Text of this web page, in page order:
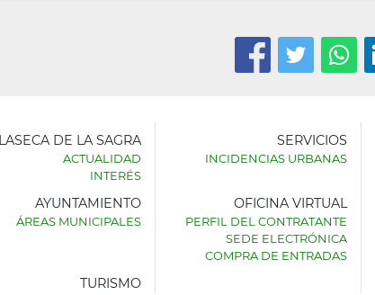
DE LA SAGRA
ACTUALIDAD
INTERÉS
SERVICIOS
INCIDENCIAS URBANAS
AYUNTAMIENTO
ÁREAS MUNICIPALES
OFICINA VIRTUAL
PERFIL DEL CONTRATANTE
SEDE ELECTRÓNICA
COMPRA DE ENTRADAS
TURISMO